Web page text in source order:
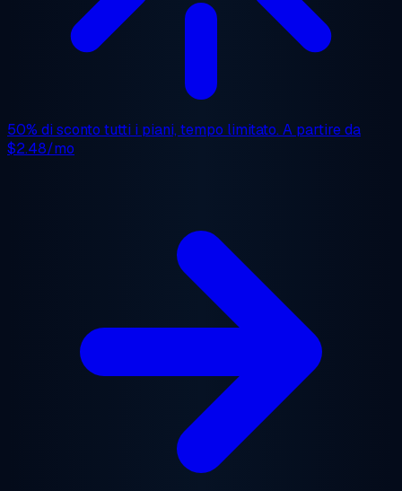
50% di sconto tutti i piani, tempo limitato. A partire da
$2.48/mo